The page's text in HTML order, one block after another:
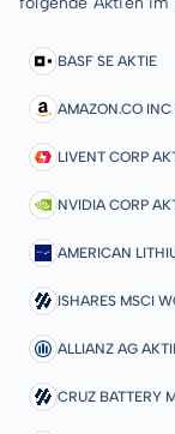
BASF SE AKTIE
AMAZON.CO INC
LIVENT CORP
NVIDIA CORP
AMERICAN
ISHARES MSCI
ALLIANZ AG
CRUZ BATTERY